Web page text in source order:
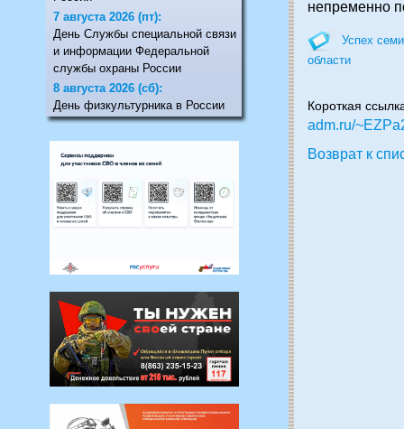
7 августа 2026 (пт):
День Службы специальной связи
и информации Федеральной
службы охраны России
8 августа 2026 (сб):
День физкультурника в России
непременно
Успех
области
Короткая
adm.ru/
Возврат к